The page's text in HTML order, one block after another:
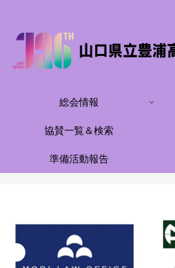
総会情報
協賛一覧＆検索
準備活動報告